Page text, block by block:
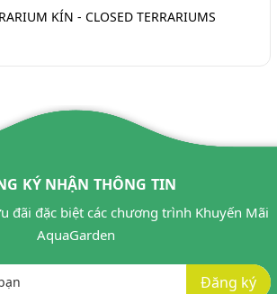
KÍN - CLOSED TERRARIUMS
KÝ NHẬN THÔNG TIN
đãi đặc biệt các chương trình Khuyến Mãi
AquaGarden
Đăng ký